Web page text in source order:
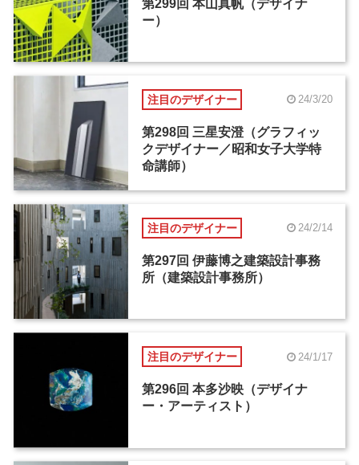
第299回 本山真帆（デザイナ
ー）
注目のデザイナー 24/3/20
第298回 三星安澄（グラフィッ
クデザイナー／昭和女子大学特
命講師）
注目のデザイナー 24/2/14
第297回 伊藤博之建築設計事務
所（建築設計事務所）
注目のデザイナー 24/1/17
第296回 本多沙映（デザイナ
ー・アーティスト）